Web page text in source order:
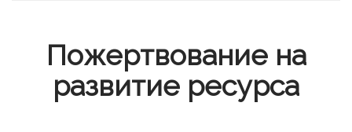
Пожертвование на
развитие ресурса